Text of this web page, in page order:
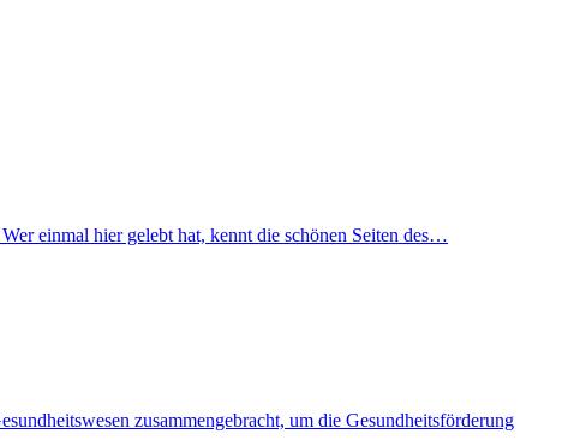
einmal hier gelebt hat, kennt die schönen Seiten des…
zusammengebracht, um die Gesundheitsförderung